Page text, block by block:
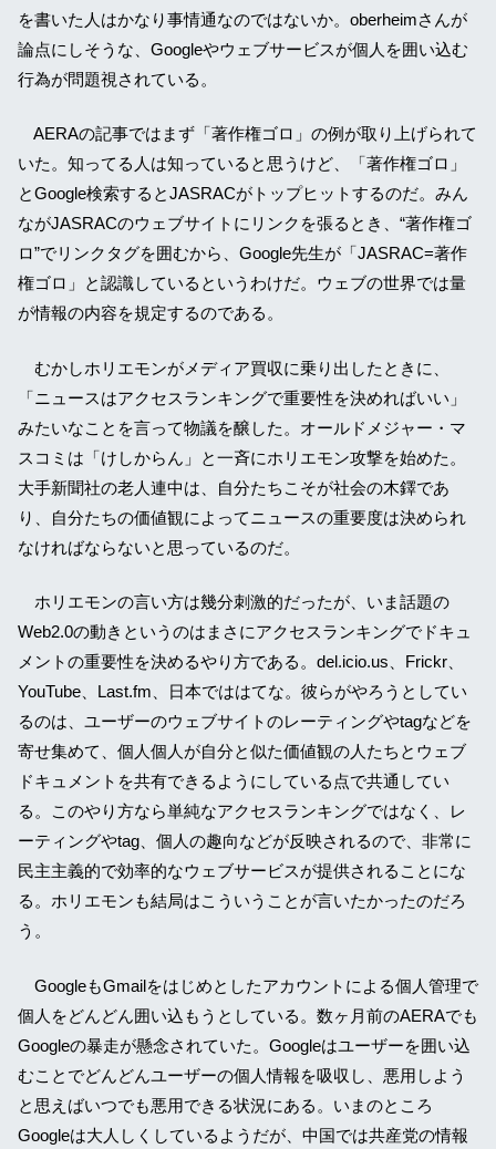
を書いた人はかなり事情通なのではないか。oberheimさんが
論点にしそうな、Googleやウェブサービスが個人を囲い込む
行為が問題視されている。
AERAの記事ではまず「著作権ゴロ」の例が取り上げられて
いた。知ってる人は知っていると思うけど、「著作権ゴロ」
とGoogle検索するとJASRACがトップヒットするのだ。みん
ながJASRACのウェブサイトにリンクを張るとき、“著作権ゴ
ロ”でリンクタグを囲むから、Google先生が「JASRAC=著作
権ゴロ」と認識しているというわけだ。ウェブの世界では量
が情報の内容を規定するのである。
むかしホリエモンがメディア買収に乗り出したときに、
「ニュースはアクセスランキングで重要性を決めればいい」
みたいなことを言って物議を醸した。オールドメジャー・マ
スコミは「けしからん」と一斉にホリエモン攻撃を始めた。
大手新聞社の老人連中は、自分たちこそが社会の木鐸であ
り、自分たちの価値観によってニュースの重要度は決められ
なければならないと思っているのだ。
ホリエモンの言い方は幾分刺激的だったが、いま話題の
Web2.0の動きというのはまさにアクセスランキングでドキュ
メントの重要性を決めるやり方である。del.icio.us、Frickr、
YouTube、Last.fm、日本でははてな。彼らがやろうとしてい
るのは、ユーザーのウェブサイトのレーティングやtagなどを
寄せ集めて、個人個人が自分と似た価値観の人たちとウェブ
ドキュメントを共有できるようにしている点で共通してい
る。このやり方なら単純なアクセスランキングではなく、レ
ーティングやtag、個人の趣向などが反映されるので、非常に
民主主義的で効率的なウェブサービスが提供されることにな
る。ホリエモンも結局はこういうことが言いたかったのだろ
う。
GoogleもGmailをはじめとしたアカウントによる個人管理で
個人をどんどん囲い込もうとしている。数ヶ月前のAERAでも
Googleの暴走が懸念されていた。Googleはユーザーを囲い込
むことでどんどんユーザーの個人情報を吸収し、悪用しよう
と思えばいつでも悪用できる状況にある。いまのところ
Googleは大人しくしているようだが、中国では共産党の情報